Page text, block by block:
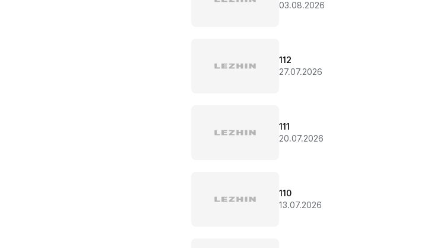
03.08.2026
112
27.07.2026
111
20.07.2026
110
13.07.2026